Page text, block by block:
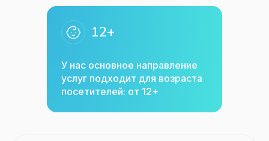
12+
У нас основное направление
услуг подходит для возраста
посетителей: от 12+